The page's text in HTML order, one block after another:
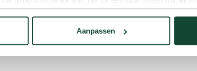
het actief te scannen op specifieke eigenschappen
of intrekken in de Cookieverklaring.
Aanpassen